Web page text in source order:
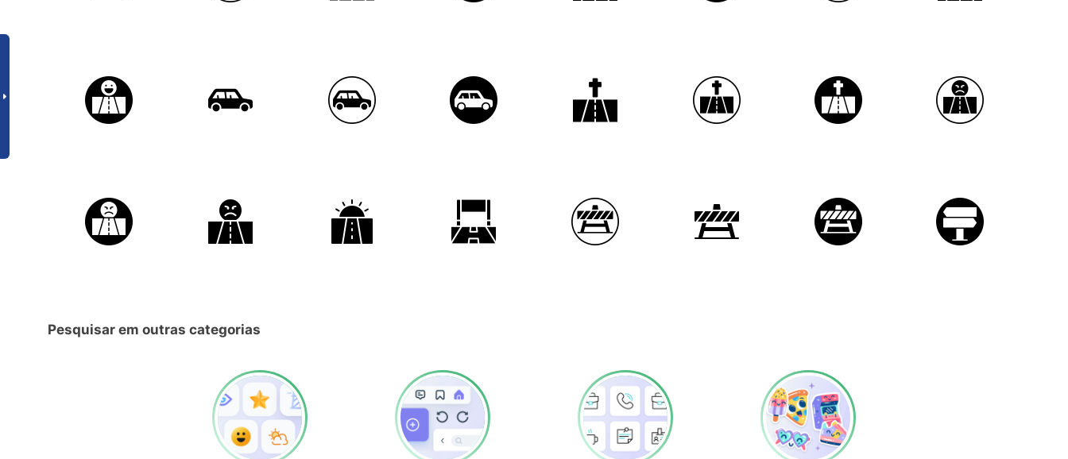
Pesquisar em outras categorias